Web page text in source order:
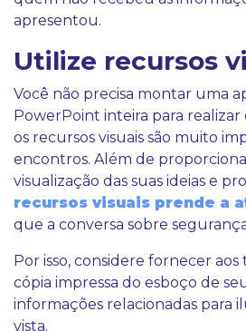
apresentou.
Utilize recursos
Você não precisa montar uma
PowerPoint inteira para realizar
os recursos visuais são muito
encontros. Além de
visualização das suas ideias e
recursos visuais prende a
que a conversa sobre
Por isso, considere fornecer
cópia impressa do esboço de
informações relacionadas para
vista.